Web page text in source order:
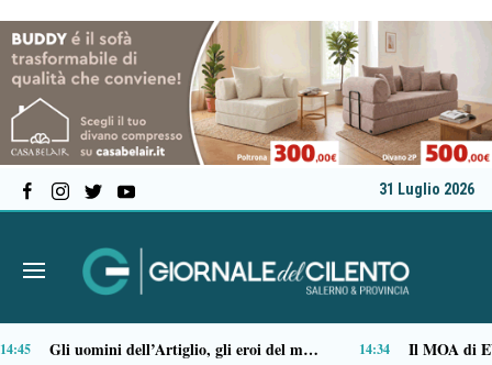
31 Luglio 2026
Stipendi incompleti al Dea di Nocera, Pagani e Scafati. Nursind: «Chi sbaglia deve risponderne» 12:08